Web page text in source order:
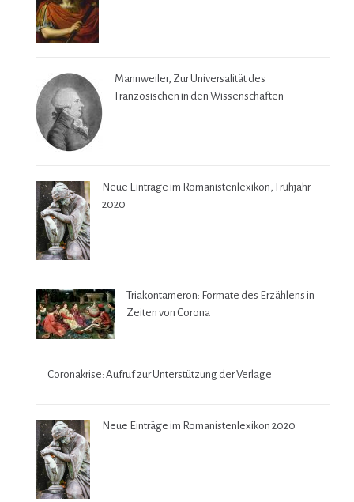
Mannweiler, Zur Universalität des
Französischen in den Wissenschaften
Neue Einträge im Romanistenlexikon, Frühjahr
2020
Triakontameron: Formate des Erzählens in
Zeiten von Corona
Coronakrise: Aufruf zur Unterstützung der Verlage
Neue Einträge im Romanistenlexikon 2020